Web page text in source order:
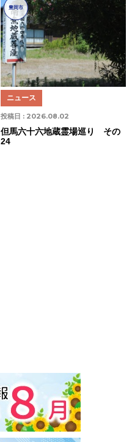
豊岡市
投稿日 : 2026.08.02
ニュース
但馬六十六地蔵霊場巡り その
24